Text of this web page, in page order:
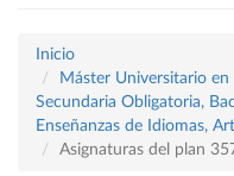
Inicio
Máster Universitario
Secundaria Obligatoria,
Enseñanzas de Idiomas,
Asignaturas del plan